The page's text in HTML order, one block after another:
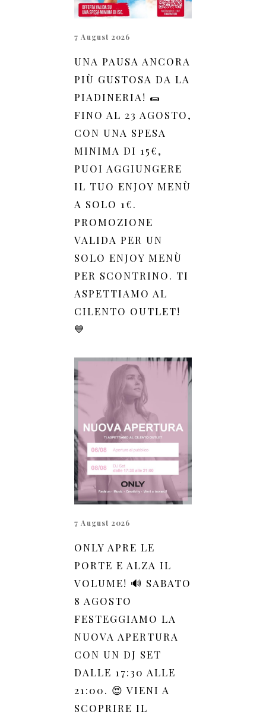
7 August 2026
UNA PAUSA ANCORA
PIÙ GUSTOSA DA LA
PIADINERIA! 🌯
FINO AL 23 AGOSTO,
CON UNA SPESA
MINIMA DI 15€,
PUOI AGGIUNGERE
IL TUO ENJOY MENÙ
A SOLO 1€.
PROMOZIONE
VALIDA PER UN
SOLO ENJOY MENÙ
PER SCONTRINO. TI
ASPETTIAMO AL
CILENTO OUTLET!
💙
7 August 2026
ONLY APRE LE
PORTE E ALZA IL
VOLUME! 🔊 SABATO
8 AGOSTO
FESTEGGIAMO LA
NUOVA APERTURA
CON UN DJ SET
DALLE 17:30 ALLE
21:00. 😍 VIENI A
SCOPRIRE IL